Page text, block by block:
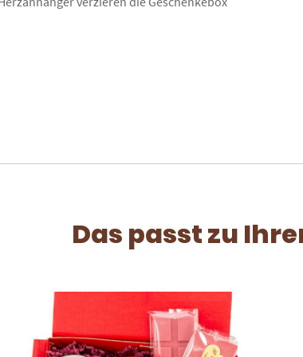
Das passt zu